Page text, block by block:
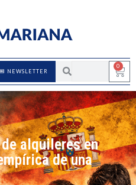
0
NEWSLETTER
alquileres en
de una